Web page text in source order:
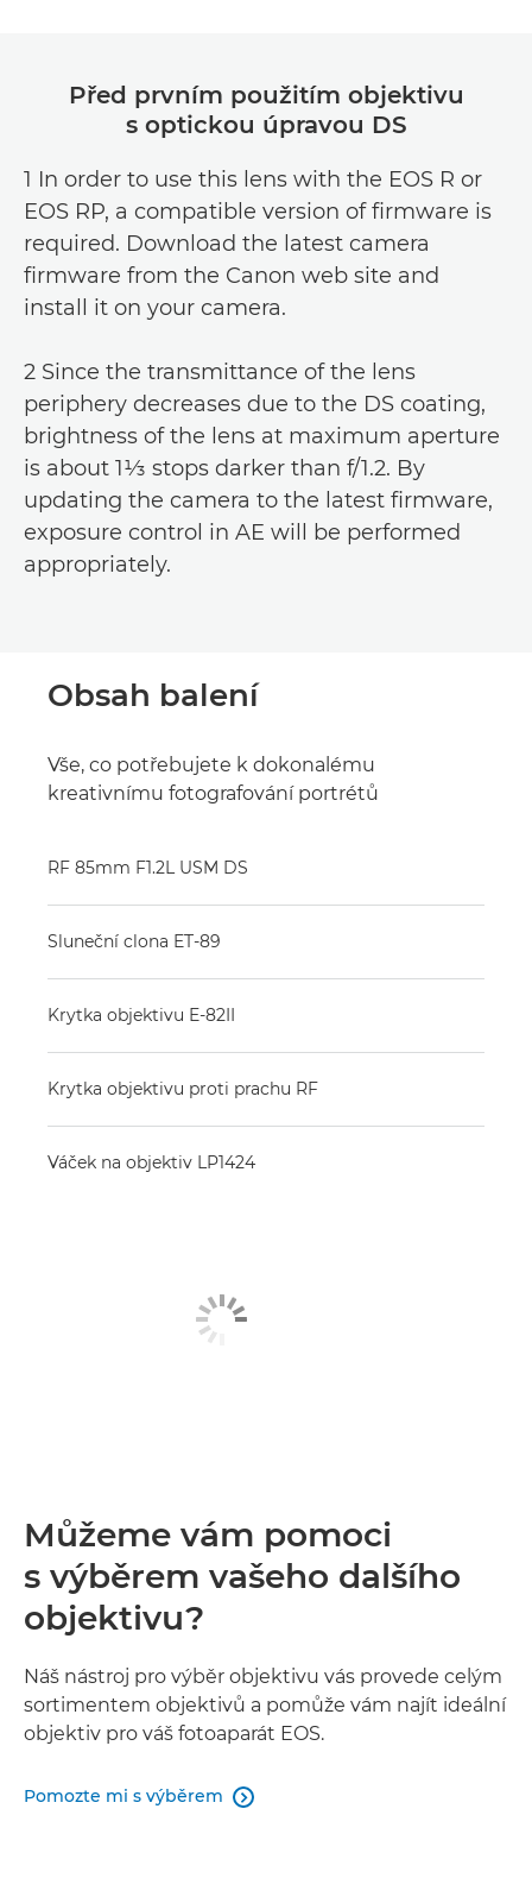
Před prvním použitím objektivu
s optickou úpravou DS
1 In order to use this lens with the EOS R or
EOS RP, a compatible version of firmware is
required. Download the latest camera
firmware from the Canon web site and
install it on your camera.
2 Since the transmittance of the lens
periphery decreases due to the DS coating,
brightness of the lens at maximum aperture
is about 1⅓ stops darker than f/1.2. By
updating the camera to the latest firmware,
exposure control in AE will be performed
appropriately.
Obsah balení
Vše, co potřebujete k dokonalému
kreativnímu fotografování portrétů
RF 85mm F1.2L USM DS
Sluneční clona ET-89
Krytka objektivu E-82II
Krytka objektivu proti prachu RF
Váček na objektiv LP1424
Můžeme vám pomoci
s výběrem vašeho dalšího
objektivu?
Náš nástroj pro výběr objektivu vás provede celým
sortimentem objektivů a pomůže vám najít ideální
objektiv pro váš fotoaparát EOS.
Pomozte mi s výběrem 